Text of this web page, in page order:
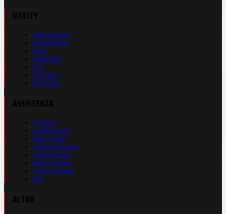
Abbonamenti
Prima Pagina
Store
Pubblicità
Rss
Site Map
Registrati
Contatti
La Redazione
Nota Legale
Gestione Cookie
Cookie Policy
Privacy Policy
Cond. Generali
Faq